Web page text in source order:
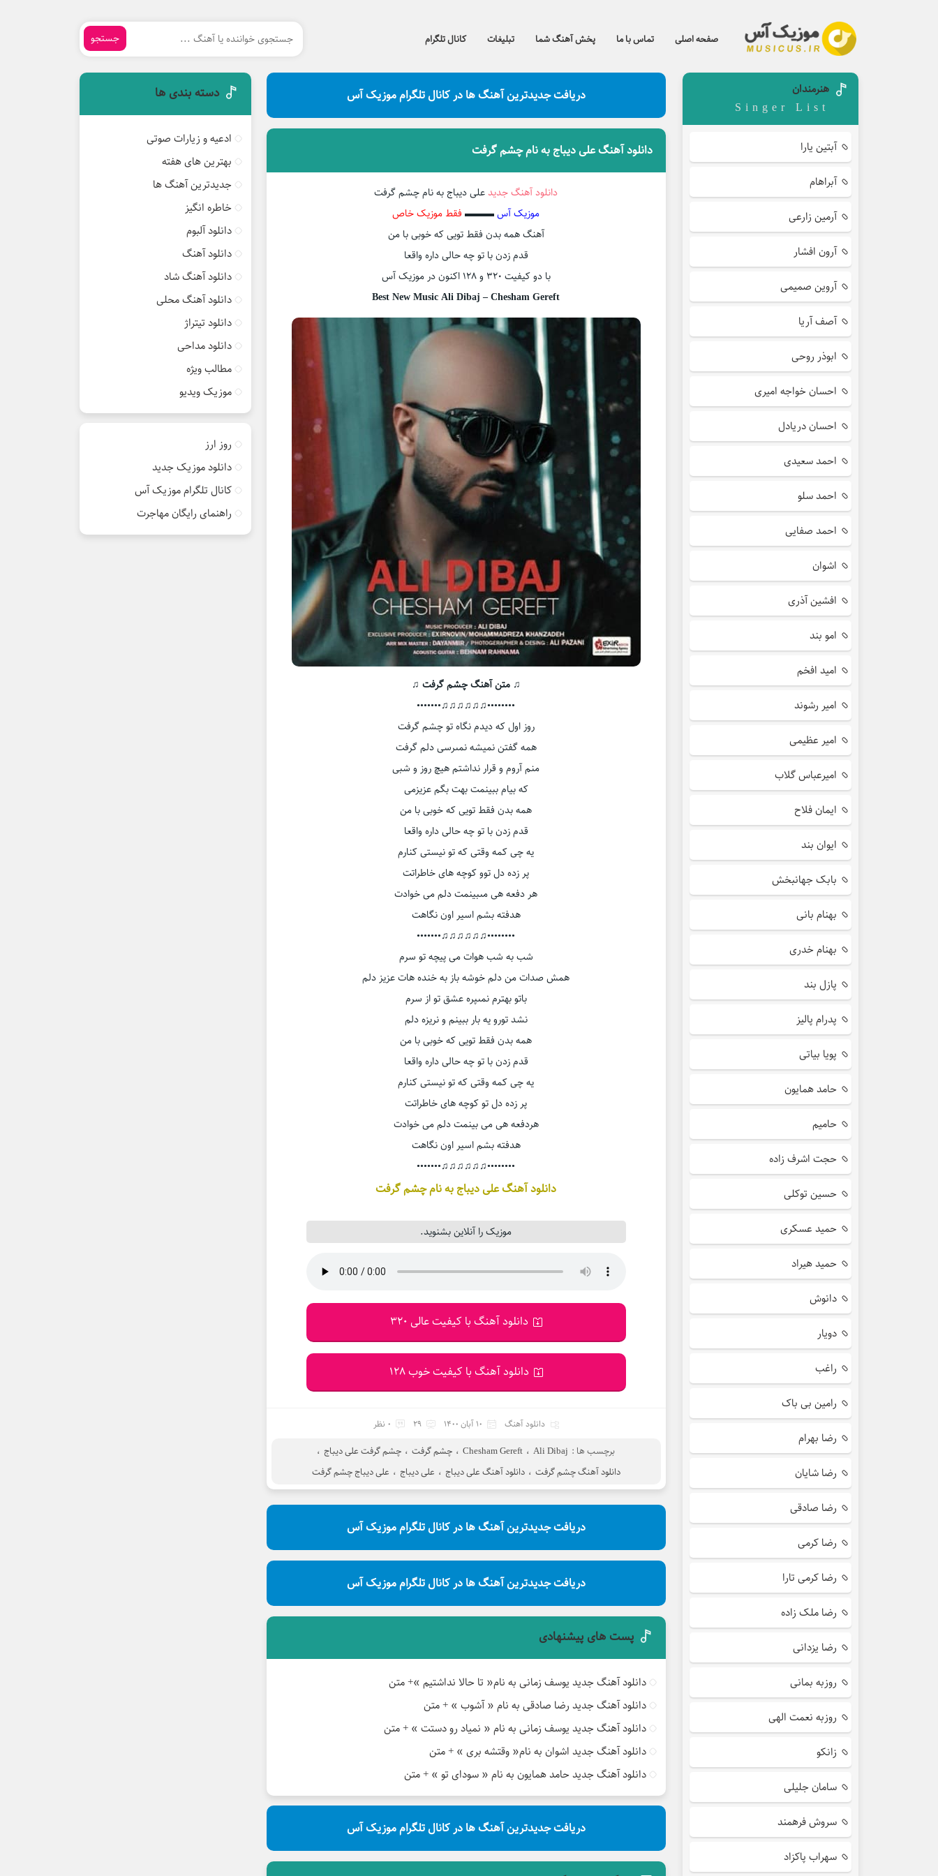
صفحه اصلی تماس با ما پخش آهنگ شما تبلیغات کانال تلگرام جستجو
دریافت جدیدترین آهنگ ها در کانال تلگرام موزیک آس
دانلود آهنگ علی دیباج به نام چشم گرفت
دانلود آهنگ جدیدعلی دیباج به نام چشم گرفت
موزیک آس▬▬▬فقط موزیک خاص
آهنگ همه بدن فقط تويى كه خوبى با من
قدم زدن با تو چه حالى داره واقعا
با دو کیفیت ۳۲۰ و ۱۲۸ اکنون در موزیک آس
Best New Music Ali Dibaj – Chesham Gereft
♫ متن آهنگ چشم گرفت ♫
••••••••♫♫♫♫♫♫•••••••
روز اول كه ديدم نگاه تو چشم گرفت
همه گفتن نمیشه نمىرسى دلم گرفت
منم آروم و قرار نداشتم هيچ روز و شبى
كه بيام ببينمت بهت بگم عزيزمى
همه بدن فقط تويى كه خوبى با من
قدم زدن با تو چه حالى داره واقعا
يه چى كمه وقتى كه تو نيستى كنارم
پر زده دل توو كوچه هاى خاطراتت
هر دفعه هى مىبينمت دلم مى خوادت
هدفته بشم اسير اون نگاهت
••••••••♫♫♫♫♫♫•••••••
شب به شب هوات مى پيچه تو سرم
همش صدات من دلم خوشه باز به خنده هات عزيز دلم
باتو بهترم نمىپره عشق تو از سرم
نشد تورو يه بار ببينم و نريزه دلم
همه بدن فقط تويى كه خوبى با من
قدم زدن با تو چه حالى داره واقعا
يه چى كمه وقتى كه تو نيستى كنارم
پر زده دل تو كوچه هاى خاطراتت
هردفعه هى مى بينمت دلم مى خوادت
هدفته بشم اسير اون نگاهت
••••••••♫♫♫♫♫♫•••••••
دانلود آهنگ علی دیباج به نام چشم گرفت
موزیک را آنلاین بشنوید.
دانلود آهنگ با کیفیت عالی 320
دانلود آهنگ با کیفیت خوب 128
دانلود آهنگ 10 آبان 1400 29 0 نظر
برچسب ها : Ali Dibaj ، Chesham Gereft ، چشم گرفت ، چشم گرفت علی دیباج ،
دانلود آهنگ چشم گرفت ، دانلود آهنگ علی دیباج ، علی دیباج ، علی دیباج چشم گرفت
دریافت جدیدترین آهنگ ها در کانال تلگرام موزیک آس
دریافت جدیدترین آهنگ ها در کانال تلگرام موزیک آس
پست های پیشنهادی
دانلود آهنگ جدید یوسف زمانی به نام« تا حالا نداشتیم »+ متن
دانلود آهنگ جدید رضا صادقی به نام « آشوب » + متن
دانلود آهنگ جدید یوسف زمانی به نام « نمیاد رو دستت » + متن
دانلود آهنگ جدید اشوان به نام« وقتشه بری » + متن
دانلود آهنگ جدید حامد همایون به نام « سودای تو » + متن
دریافت جدیدترین آهنگ ها در کانال تلگرام موزیک آس
هنرمندان
Singer List
آبتین یارا
آبراهام
آرمین زارعی
آرون افشار
آروین صمیمی
آصف آریا
ابوذر روحی
احسان خواجه امیری
احسان دریادل
احمد سعیدی
احمد سلو
احمد صفایی
اشوان
افشین آذری
امو بند
امید افخم
امیر رشوند
امیر عظیمی
امیرعباس گلاب
ایمان فلاح
ایوان بند
بابک جهانبخش
بهنام بانی
بهنام خدری
پازل بند
پدرام پالیز
پویا بیاتی
حامد همایون
حامیم
حجت اشرف زاده
حسین توکلی
حمید عسکری
حمید هیراد
دانوش
دویار
راغب
رامین بی باک
رضا بهرام
رضا شایان
رضا صادقی
رضا کرمی
رضا کرمی تارا
رضا ملک زاده
رضا یزدانی
روزبه بمانی
روزبه نعمت الهی
زانکو
سامان جلیلی
سروش فرهمند
سهراب پاکزاد
دسته بندی ها
ادعیه و زیارات صوتی
بهترین های هفته
جدیدترین آهنگ ها
خاطره انگیز
دانلود آلبوم
دانلود آهنگ
دانلود آهنگ شاد
دانلود آهنگ محلی
دانلود تیتراژ
دانلود مداحی
مطالب ویژه
موزیک ویدیو
روز ارز
دانلود موزیک جدید
کانال تلگرام موزیک آس
راهنمای رایگان مهاجرت